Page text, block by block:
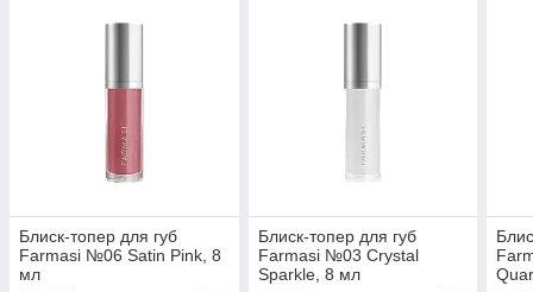
Блиск-топер для губ
Farmasi №06 Satin Pink, 8
мл
Блиск-топер для губ
Farmasi №03 Crystal
Sparkle, 8 мл